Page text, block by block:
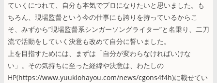
ていくにつれて、自分も本気でプロになりたいと思いました。も
ちろん、現場監督という今の仕事にも誇りを持っているからこ
そ、みずから”現場監督系シンガーソングライター”と名乗り、二刀
流で活動をしていく決意も改めて自分に誓いました。
上を目指すためには、まずは「自分が変わらなければいけな
い」。その気持ちに至った経緯や決意は、わたしの
HP(https://www.yuukiohayou.com/news/cgons4f4h)に載せてい